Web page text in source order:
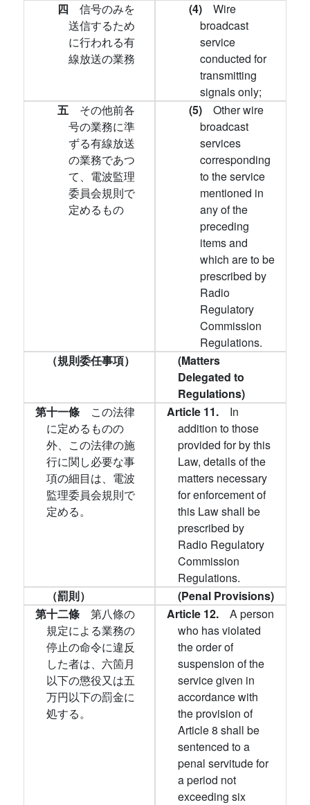
四 信号のみを
送信するため
に行われる有
線放送の業務
(4) Wire
broadcast
service
conducted for
transmitting
signals only;
五 その他前各
号の業務に準
ずる有線放送
の業務であつ
て、電波監理
委員会規則で
定めるもの
(5) Other wire
broadcast
services
corresponding
to the service
mentioned in
any of the
preceding
items and
which are to be
prescribed by
Radio
Regulatory
Commission
Regulations.
（規則委任事項）
(Matters
Delegated to
Regulations)
第十一條 この法律
に定めるものの
外、この法律の施
行に関し必要な事
項の細目は、電波
監理委員会規則で
定める。
Article 11. In
addition to those
provided for by this
Law, details of the
matters necessary
for enforcement of
this Law shall be
prescribed by
Radio Regulatory
Commission
Regulations.
（罰則）
(Penal Provisions)
第十二條 第八條の
規定による業務の
停止の命令に違反
した者は、六箇月
以下の懲役又は五
万円以下の罰金に
処する。
Article 12. A person
who has violated
the order of
suspension of the
service given in
accordance with
the provision of
Article 8 shall be
sentenced to a
penal servitude for
a period not
exceeding six